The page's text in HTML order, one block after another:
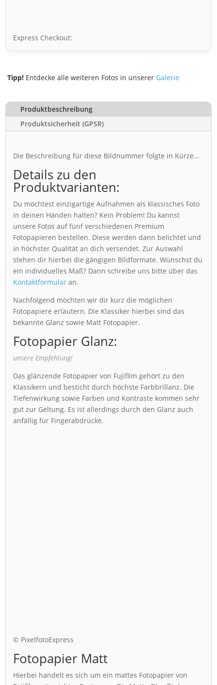
Express Checkout:
Tipp! Entdecke alle weiteren Fotos in unserer Galerie
Produktbeschreibung
Produktsicherheit (GPSR)
Die Beschreibung für diese Bildnummer folgte in Kürze...
Details zu den
Produktvarianten:
Du möchtest einzigartige Aufnahmen als klassisches Foto
in deinen Händen halten? Kein Problem! Du kannst
unsere Fotos auf fünf verschiedenen Premium
Fotopapieren bestellen. Diese werden dann belichtet und
in höchster Qualität an dich versendet. Zur Auswahl
stehen dir hierbei die gängigen Bildformate. Wünschst du
ein individuelles Maß? Dann schreibe uns bitte über das
Kontaktformular an.
Nachfolgend möchten wir dir kurz die möglichen
Fotopapiere erläutern. Die Klassiker hierbei sind das
bekannte Glanz sowie Matt Fotopapier.
Fotopapier Glanz:
unsere Empfehlung!
Das glänzende Fotopapier von Fujifilm gehört zu den
Klassikern und besticht durch höchste Farbbrillanz. Die
Tiefenwirkung sowie Farben und Kontraste kommen sehr
gut zur Geltung. Es ist allerdings durch den Glanz auch
anfällig für Fingerabdrücke.
© PixelfotoExpress
Fotopapier Matt
Hierbei handelt es sich um ein mattes Fotopapier von